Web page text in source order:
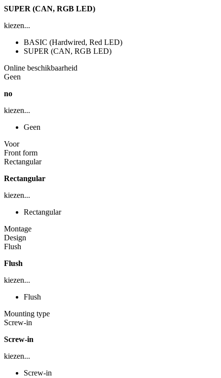
SUPER (CAN, RGB LED)
kiezen...
BASIC (Hardwired, Red LED)
SUPER (CAN, RGB LED)
Online beschikbaarheid
Geen
no
kiezen...
Geen
Voor
Front form
Rectangular
Rectangular
kiezen...
Rectangular
Montage
Design
Flush
Flush
kiezen...
Flush
Mounting type
Screw-in
Screw-in
kiezen...
Screw-in